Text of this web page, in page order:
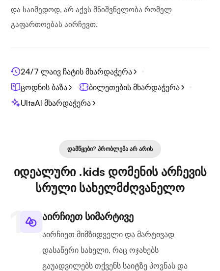
და საიმედოდ, არ აქვს მნიშვნელობა რომელ
გაფართოებას აირჩევთ.
24/7 ლაივ ჩატის მხარდაჭერა
ცოდნის ბაზა
ბილეთების მხარდაჭერა
UltaAI მხარდაჭერა
ᲓᲐᲛᲬᲧᲔᲑᲘ? ᲞᲠᲝᲑᲚᲔᲛᲐ ᲐᲠ ᲐᲠᲘᲡ
იდეალური .kids დომენის არჩევის
სრული სახელმძღვანელო
აირჩიეთ სიმარტივე
აირჩიეთ მიმზიდველი და მარტივად
დასაწერი სახელი, რაც ოჯახებს
გაუადვილებს თქვენს საიტზე პოვნას და